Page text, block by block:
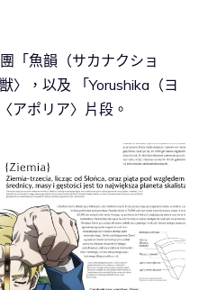
「魚韻（サカナクショ
〉，以及 「Yorushika（ヨ
アポリア〉片段。